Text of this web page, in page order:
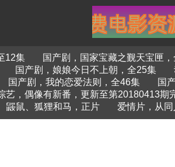
12集 国产剧，国家宝藏之觐天宝匣
国产剧，娘娘今日不上朝，全25集
国产剧，我的恋爱法则，全46集 国
艺，偶像有新番，更新至第20180413期
鼹鼠、狐狸和马，正片
爱情片，从